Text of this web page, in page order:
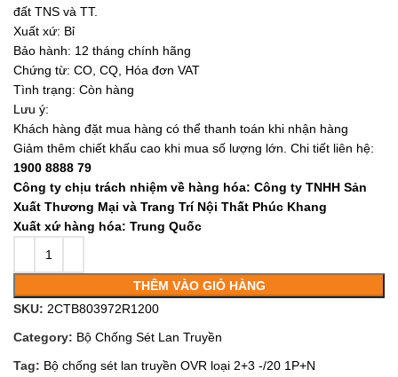
đất TNS và TT.
Xuất xứ: Bỉ
Bảo hành: 12 tháng chính hãng
Chứng từ: CO, CQ, Hóa đơn VAT
Tình trạng: Còn hàng
Lưu ý:
Khách hàng đặt mua hàng có thể thanh toán khi nhận hàng
Giảm thêm chiết khấu cao khi mua số lượng lớn. Chi tiết liên hệ:
1900 8888 79
Công ty chịu trách nhiệm về hàng hóa: Công ty TNHH Sản
Xuất Thương Mại và Trang Trí Nội Thất Phúc Khang
Xuất xứ hàng hóa: Trung Quốc
THÊM VÀO GIỎ HÀNG
SKU: 2CTB803972R1200
Category: Bộ Chống Sét Lan Truyền
Tag: Bộ chống sét lan truyền OVR loại 2+3 -/20 1P+N